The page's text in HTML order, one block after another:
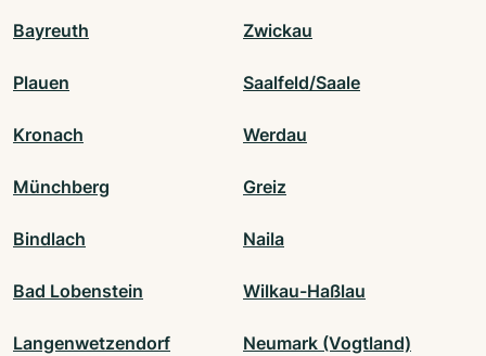
Bayreuth Zwickau
Plauen Saalfeld/Saale
Kronach Werdau
Münchberg Greiz
Bindlach Naila
Bad Lobenstein Wilkau-Haßlau
Langenwetzendorf Neumark (Vogtland)